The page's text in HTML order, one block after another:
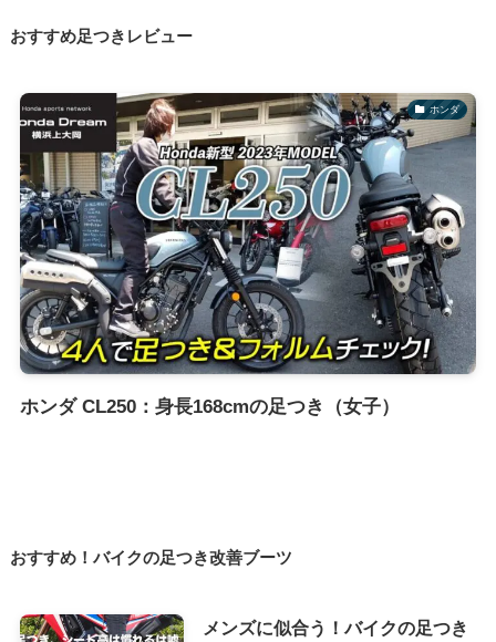
おすすめ足つきレビュー
ホンダ
ホンダ CL250：身長168cmの足つき（女子）
おすすめ！バイクの足つき改善ブーツ
メンズに似合う！バイクの足つき